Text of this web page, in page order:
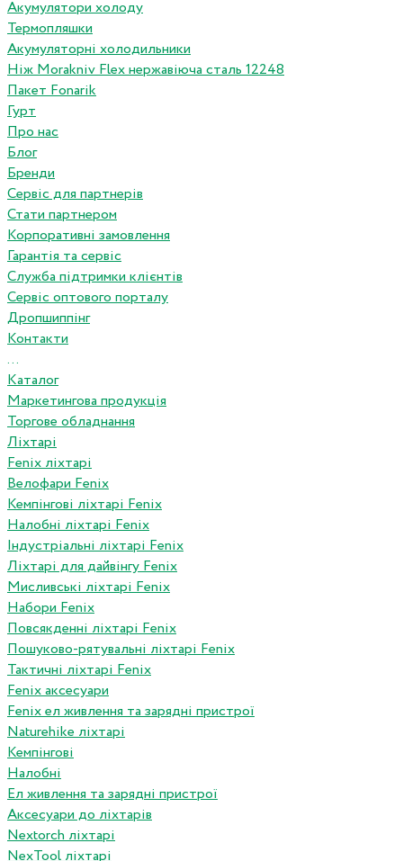
Акумулятори холоду
Термопляшки
Акумуляторні холодильники
Ніж Morakniv Flex нержавіюча сталь 12248
Пакет Fonarik
Гурт
Про нас
Блог
Бренди
Сервіс для партнерів
Стати партнером
Корпоративні замовлення
Гарантія та сервіс
Служба підтримки клієнтів
Сервіс оптового порталу
Дропшиппінг
Контакти
...
Каталог
Маркетингова продукція
Торгове обладнання
Ліхтарі
Fenix ліхтарі
Велофари Fenix
Кемпінгові ліхтарі Fenix
Налобні ліхтарі Fenix
Індустріальні ліхтарі Fenix
Ліхтарі для дайвінгу Fenix
Мисливські ліхтарі Fenix
Набори Fenix
Повсякденні ліхтарі Fenix
Пошуково-рятувальні ліхтарі Fenix
Тактичні ліхтарі Fenix
Fenix аксесуари
Fenix ел живлення та зарядні пристрої
Naturehike ліхтарі
Кемпінгові
Налобні
Ел живлення та зарядні пристрої
Аксесуари до ліхтарів
Nextorch ліхтарі
NexTool ліхтарі